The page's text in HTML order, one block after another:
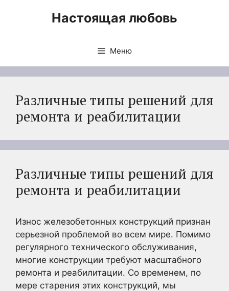
Настоящая любовь
Меню
Различные типы решений для
ремонта и реабилитации
Различные типы решений для
ремонта и реабилитации
Износ железобетонных конструкций признан
серьезной проблемой во всем мире. Помимо
регулярного технического обслуживания,
многие конструкции требуют масштабного
ремонта и реабилитации. Со временем, по
мере старения этих конструкций, мы